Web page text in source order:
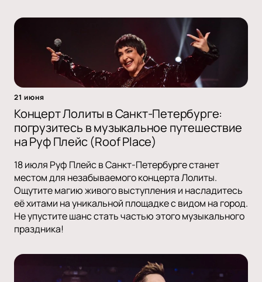
21 июня
Концерт Лолиты в Санкт-Петербурге:
погрузитесь в музыкальное путешествие
на Руф Плейс (Roof Place)
18 июля Руф Плейс в Санкт-Петербурге станет
местом для незабываемого концерта Лолиты.
Ощутите магию живого выступления и насладитесь
её хитами на уникальной площадке с видом на город.
Не упустите шанс стать частью этого музыкального
праздника!